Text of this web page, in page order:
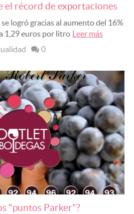
el récord de exportaciones
logró gracias al aumento del 16%
1,29 euros por litro Leer más
0
"puntos Parker"?